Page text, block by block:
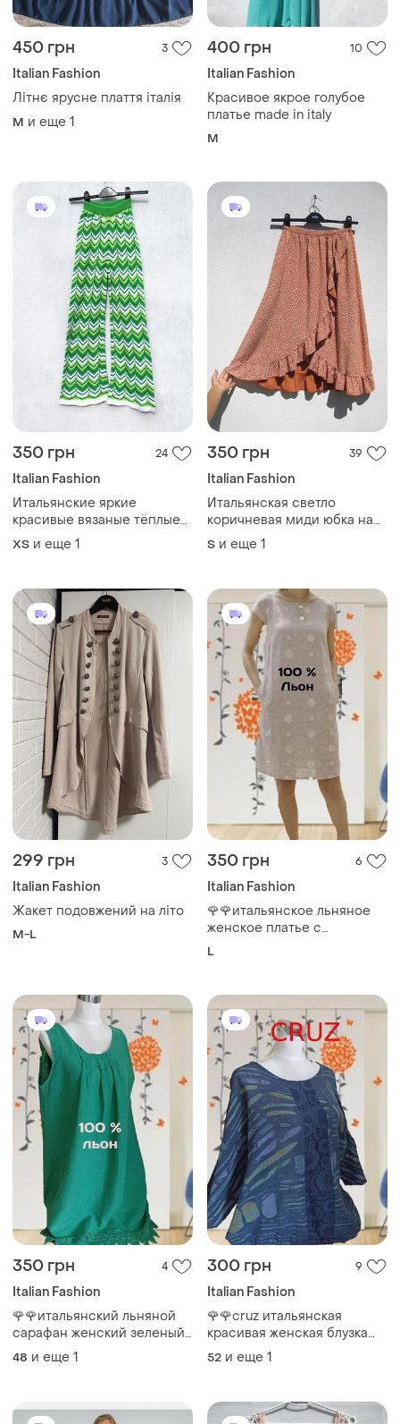
450 грн 3
Italian Fashion
Літнє ярусне плаття італія
M и еще 1
400 грн 10
Italian Fashion
Красивое якрое голубое
платье made in italy
M
350 грн 24
Italian Fashion
Итальянские яркие
красивые вязаные тёплые
брюки коттон
ХS и еще 1
350 грн 39
Italian Fashion
Итальянская светло
коричневая миди юбка на
запах в мелкий цветочек с
рюшами
S и еще 1
299 грн 3
Italian Fashion
Жакет подовжений на літо
M-L
350 грн 6
Italian Fashion
🌹🌹итальянское льняное
женское платье с
трикотажными вставками
L
350 грн 4
Italian Fashion
🌹🌹итальянский льняной
сарафан женский зеленый
с кружевом на 48-50🌹🌹
48 и еще 1
300 грн 9
Italian Fashion
🌹🌹cruz итальянская
красивая женская блузка
синяя в принт🌹🌹
52 и еще 1